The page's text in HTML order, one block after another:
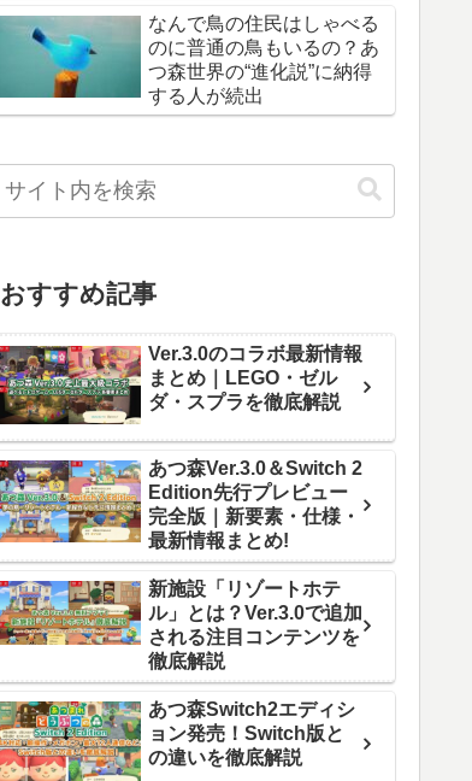
なんで鳥の住民はしゃべる
のに普通の鳥もいるの？あ
つ森世界の“進化説”に納得
する人が続出
おすすめ記事
Ver.3.0のコラボ最新情報
まとめ｜LEGO・ゼル
ダ・スプラを徹底解説
あつ森Ver.3.0＆Switch 2
Edition先行プレビュー
完全版｜新要素・仕様・
最新情報まとめ!
新施設「リゾートホテ
ル」とは？Ver.3.0で追加
される注目コンテンツを
徹底解説
あつ森Switch2エディシ
ョン発売！Switch版と
の違いを徹底解説